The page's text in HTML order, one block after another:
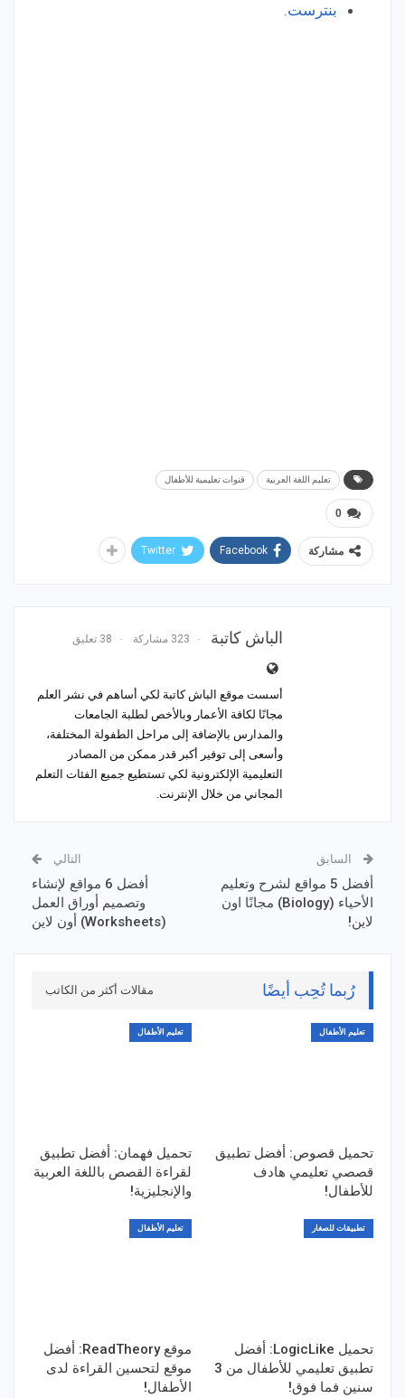
بنترست.
تعليم اللغة العربية قنوات تعليمية للأطفال
0
مشاركة Facebook
Twitter
الباش كاتبة 323 مشاركة 38 تعليق
أسست موقع الباش كاتبة لكي أساهم في نشر العلم
مجانًا لكافة الأعمار وبالأخص لطلبة الجامعات
والمدارس بالإضافة إلى مراحل الطفولة المختلفة،
وأسعى إلى توفير أكبر قدر ممكن من المصادر
التعليمية الإلكترونية لكي تستطيع جميع الفئات التعلم
المجاني من خلال الإنترنت.
السابق
أفضل 5 مواقع لشرح وتعليم
الأحياء (Biology) مجانًا اون
لاين!
التالي
أفضل 6 مواقع لإنشاء
وتصميم أوراق العمل
(Worksheets) أون لاين
رُبما تُحِب أيضًا مقالات أكثر من الكاتب
تعليم الأطفال
تحميل قصوص: أفضل تطبيق
قصصي تعليمي هادف
للأطفال!
تعليم الأطفال
تحميل فهمان: أفضل تطبيق
لقراءة القصص باللغة العربية
والإنجليزية!
تطبيقات للصغار
تحميل LogicLike: أفضل
تطبيق تعليمي للأطفال من 3
سنين فما فوق!
تعليم الأطفال
موقع ReadTheory: أفضل
موقع لتحسين القراءة لدى
الأطفال!